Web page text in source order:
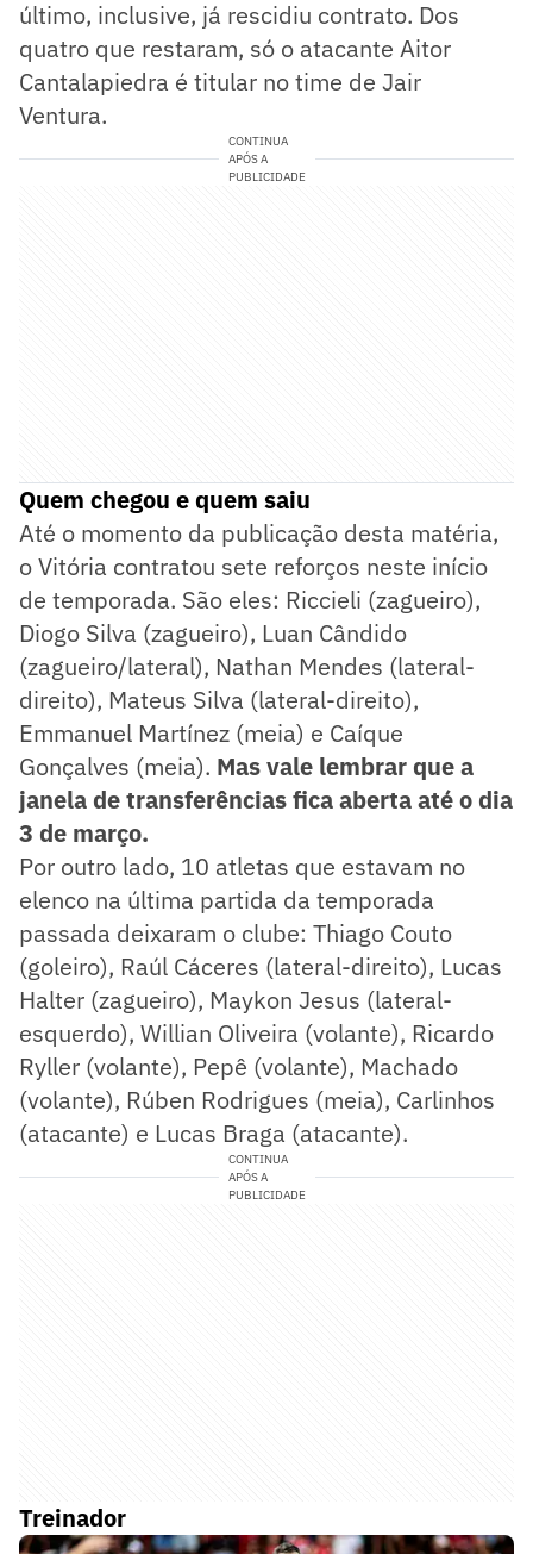
último, inclusive, já rescidiu contrato. Dos
quatro que restaram, só o atacante Aitor
Cantalapiedra é titular no time de Jair
Ventura.
CONTINUA
APÓS A
PUBLICIDADE
Quem chegou e quem saiu
Até o momento da publicação desta matéria,
o Vitória contratou sete reforços neste início
de temporada. São eles: Riccieli (zagueiro),
Diogo Silva (zagueiro), Luan Cândido
(zagueiro/lateral), Nathan Mendes (lateral-
direito), Mateus Silva (lateral-direito),
Emmanuel Martínez (meia) e Caíque
Gonçalves (meia). Mas vale lembrar que a
janela de transferências fica aberta até o dia
3 de março.
Por outro lado, 10 atletas que estavam no
elenco na última partida da temporada
passada deixaram o clube: Thiago Couto
(goleiro), Raúl Cáceres (lateral-direito), Lucas
Halter (zagueiro), Maykon Jesus (lateral-
esquerdo), Willian Oliveira (volante), Ricardo
Ryller (volante), Pepê (volante), Machado
(volante), Rúben Rodrigues (meia), Carlinhos
(atacante) e Lucas Braga (atacante).
CONTINUA
APÓS A
PUBLICIDADE
Treinador